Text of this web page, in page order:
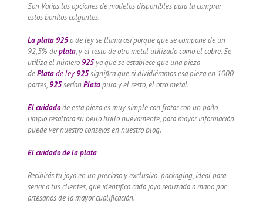
Son Varias las opciones de modelos disponibles para la comprar
estos bonitos colgantes.
La plata 925 o de ley se llama así porque que se compone de un
92,5% deplata, y el resto de otro metal utilizado como el cobre. Se
utiliza el número 925ya que se establece que una pieza
dePlatade ley925significa que si dividiéramos esa pieza en 1000
partes, 925 seríanPlatapura y el resto, el otro metal.
El cuidado de esta pieza es muy simple con frotar con un paño
limpio resaltara su bello brillo nuevamente, para mayor información
puede ver nuestro consejos en nuestro blog.
El cuidado dela plata
Recibirás tu joya en un precioso y exclusivo packaging, ideal para
servir a tus clientes, que identifica cada joya realizada a mano por
artesanos de la mayor cualificación.